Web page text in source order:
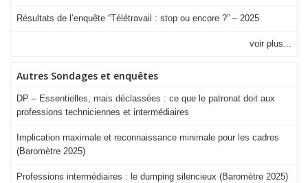
Résultats de l’enquête “Télétravail : stop ou encore ?” – 2025
voir plus...
Autres Sondages et enquêtes
DP – Essentielles, mais déclassées : ce que le patronat doit aux
professions techniciennes et intermédiaires
Implication maximale et reconnaissance minimale pour les cadres
(Baromètre 2025)
Professions intermédiaires : le dumping silencieux (Baromètre 2025)